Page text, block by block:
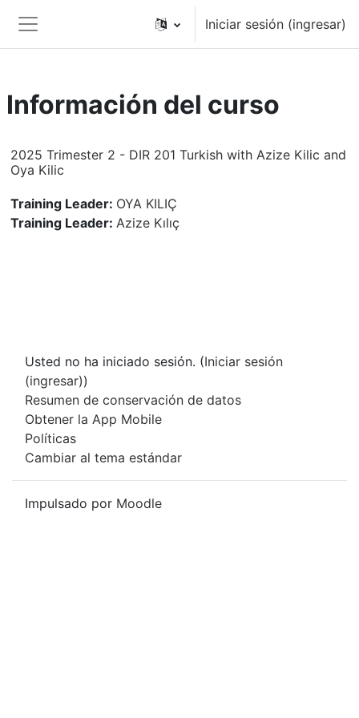
Pánel lateral
Iniciar sesión (ingresar)
Información del curso
2025 Trimester 2 - DIR 201 Turkish with Azize Kilic and
Oya Kilic
Training Leader: OYA KILIÇ
Training Leader: Azize Kılıç
Usted no ha iniciado sesión. (Iniciar sesión
(ingresar))
Resumen de conservación de datos
Obtener la App Mobile
Políticas
Cambiar al tema estándar
Impulsado por Moodle